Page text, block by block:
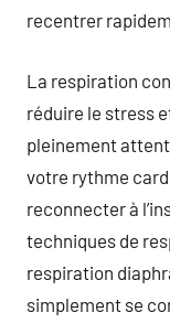
recentrer
La respiration
réduire le stress
pleinement
votre rythme
reconnecter à
techniques de
respiration
simplement se